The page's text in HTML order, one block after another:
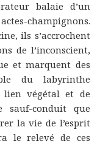
balaie d’un
champignons.
ils s’accrochent
de l’inconscient,
et marquent des
du labyrinthe
lien végétal et de
sauf-conduit que
la vie de l’esprit
le relevé de ces